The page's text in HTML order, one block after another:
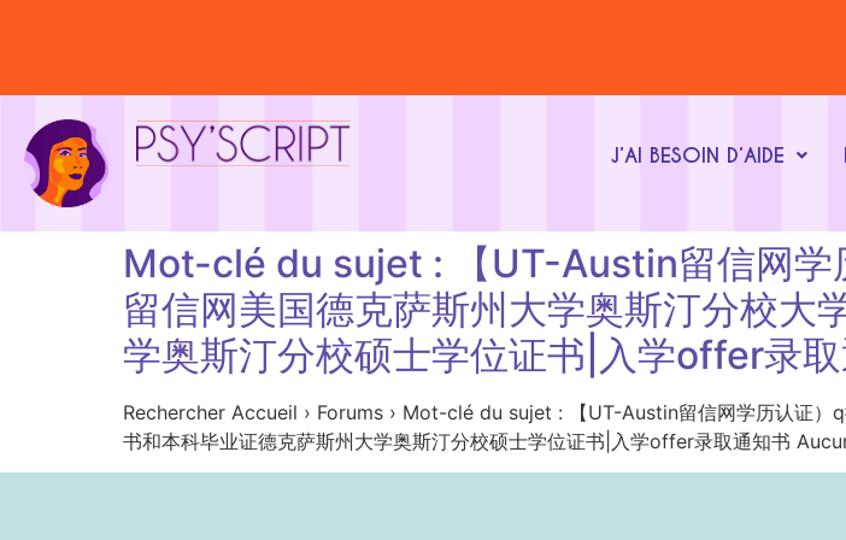
J’AI BESOIN D’AIDE
Mot-clé du sujet : 【UT-Austin留信网
留信网美国德克萨斯州大学奥斯汀分校大
学奥斯汀分校硕士学位证书|入学offer录
Rechercher Accueil › Forums › Mot-clé du sujet : 【UT-Austin留信网学历认证
书和本科毕业证德克萨斯州大学奥斯汀分校硕士学位证书|入学offer录取通知书